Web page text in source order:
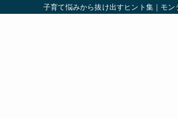
子育て悩みから抜け出すヒント集｜モ